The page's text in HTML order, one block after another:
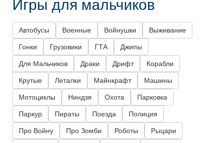
Автобусы Военные Войнушки Выживание
Гонки Грузовики ГТА Джипы
Для Мальчиков Драки Дрифт Корабли
Крутые Леталки Майнкрафт Машины
Мотоциклы Ниндзя Охота Парковка
Паркур Пираты Поезда Полиция
Про Войну Про Зомби Роботы Рыцари